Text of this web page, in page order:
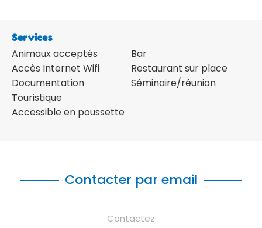
Services
Animaux acceptés
Accès Internet Wifi
Documentation
Touristique
Accessible en poussette
Bar
Restaurant sur place
Séminaire/réunion
Contacter par email
Contactez